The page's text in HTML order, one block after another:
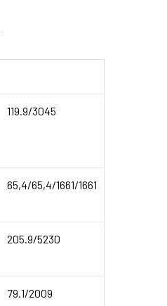
119.9/3045
65,4/65,4/1661/1661
205.9/5230
79.1/2009